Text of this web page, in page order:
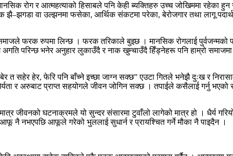
रोग र आत्महत्याको हिसाबले पनि केही ब्यक्तिहरु उच्च जोखिममा
झै–झगडा वा उल्झनमा फसेका, आर्थिक संकटमा परेका, बेरोजगार तथा लागू
फरक रुपमा लिन्छ । फरक तरिकाले बुझ्छ । मानसिक रोगलाई पुर्वजन्मको
अगति परिन्छ भनेर अनुहार लुकाउँदै र नाक खुम्चाउँदै हिँड्नेहरू पनि हाम्रो
त सहेर हेर, फेरि पनि बाँच्ने इच्छा जाग्न सक्छ” एउटा गितले भनेझै दुःख र
र अरुबाट प्राप्त सहयोगले जीवन जोगिन सक्छ । तपाईले कसैलाई गर्नु भएको
जीवनको घटनाक्रमले यो सुन्दर संसारमा टुवाँलो लागेको मात्र हो । धैर्य
नै नभएपछि आफूले गरेको भुललाई सुधार्न र प्रायश्चित गर्ने मौका नै पाइदैन ।